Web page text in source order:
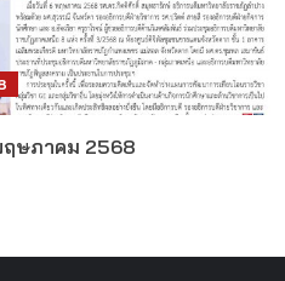
ฤษภาคม 2568